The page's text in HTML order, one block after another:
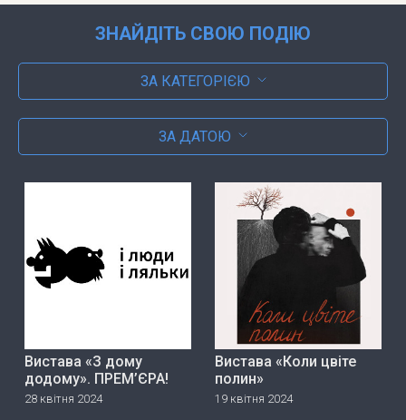
ЗНАЙДІТЬ СВОЮ ПОДІЮ
ЗА КАТЕГОРІЄЮ
ЗА ДАТОЮ
Вистава «З дому
додому». ПРЕМ’ЄРА!
28 квітня 2024
Вистава «Коли цвіте
полин»
19 квітня 2024